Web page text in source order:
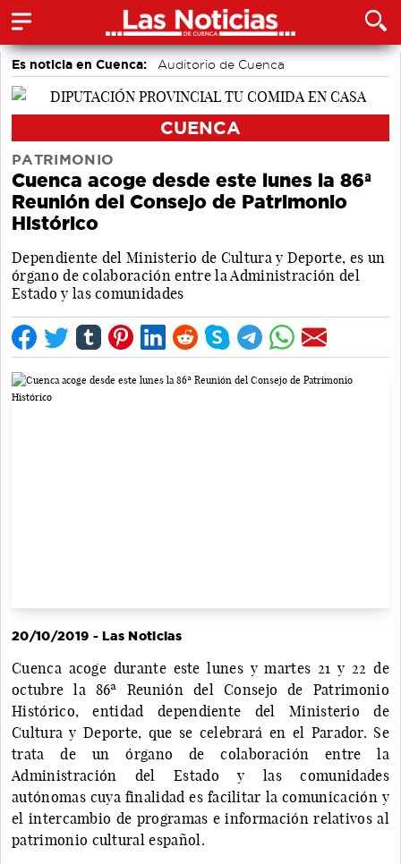
Es noticia en Cuenca: Auditorio de Cuenca
CUENCA
PATRIMONIO
Cuenca acoge desde este lunes la 86ª
Reunión del Consejo de Patrimonio
Histórico
Dependiente del Ministerio de Cultura y Deporte, es un
órgano de colaboración entre la Administración del
Estado y las comunidades
20/10/2019 - Las Noticias
Cuenca acoge durante este lunes y martes 21 y 22 de
octubre la 86ª Reunión del Consejo de Patrimonio
Histórico, entidad dependiente del Ministerio de
Cultura y Deporte, que se celebrará en el Parador. Se
trata de un órgano de colaboración entre la
Administración del Estado y las comunidades
autónomas cuya finalidad es facilitar la comunicación y
el intercambio de programas e información relativos al
patrimonio cultural español.